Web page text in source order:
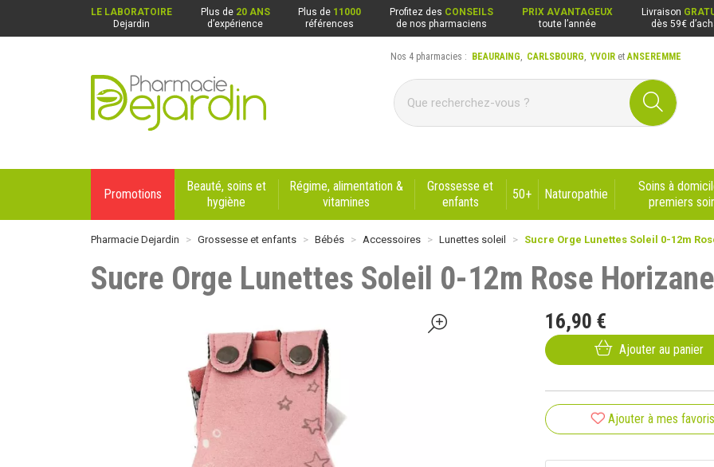
LE LABORATOIRE
Dejardin
Plus de 20 ANS
d’expérience
Plus de 11000
références
Profitez des CONSEILS
de nos pharmaciens
PRIX AVANTAGEUX
toute l’année
Livraison
dès 59€
Pharmacie Dejardin Nos 4 pharmacies : Beauraing, Carlsbourg, Yvoir, Anseremme
Nos 4 pharmacies : BEAURAING, CARLSBOURG,YVOIRetANSEREMME
Promotions
Beauté, soins et
hygiène
Régime, alimentation &
vitamines
Grossesse et
enfants
50+ Naturopathie
Soins à
premiers
Pharmacie Dejardin Grossesse et enfants Bébés Accessoires Lunettes soleil Sucre Orge Lunettes Soleil 0-12m
Sucre Orge Lunettes Soleil 0-12m Rose Horizane
16,90 €
Ajouter au panier
Ajouter à mes favoris